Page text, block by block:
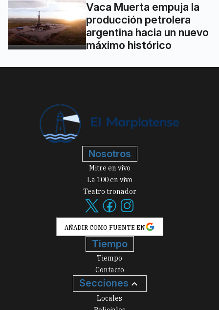
Vaca Muerta empuja la
producción petrolera
argentina hacia un nuevo
máximo histórico
Nosotros
Mitre en vivo
La 100 en vivo
Teatro tronador
AÑADIR COMO FUENTE EN
Tiempo
Tiempo
Contacto
Secciones
Locales